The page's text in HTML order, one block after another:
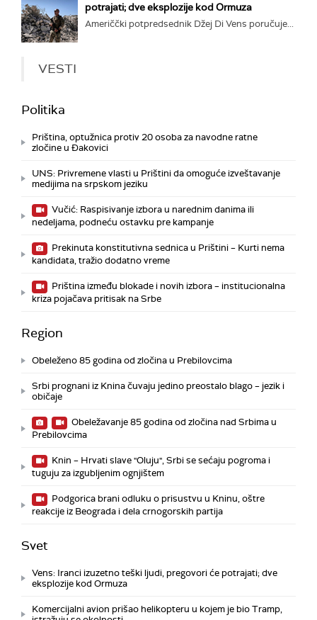
potrajati; dve eksplozije kod Ormuza
Američčki potpredsednik Džej Di Vens poručuje...
VESTI
Politika
Priština, optužnica protiv 20 osoba za navodne ratne
zločine u Đakovici
UNS: Privremene vlasti u Prištini da omoguće izveštavanje
medijima na srpskom jeziku
Vučić: Raspisivanje izbora u narednim danima ili
nedeljama, podneću ostavku pre kampanje
Prekinuta konstitutivna sednica u Prištini – Kurti nema
kandidata, tražio dodatno vreme
Priština između blokade i novih izbora – institucionalna
kriza pojačava pritisak na Srbe
Region
Obeleženo 85 godina od zločina u Prebilovcima
Srbi prognani iz Knina čuvaju jedino preostalo blago – jezik i
običaje
Obeležavanje 85 godina od zločina nad Srbima u
Prebilovcima
Knin – Hrvati slave "Oluju", Srbi se sećaju pogroma i
tuguju za izgubljenim ognjištem
Podgorica brani odluku o prisustvu u Kninu, oštre
reakcije iz Beograda i dela crnogorskih partija
Svet
Vens: Iranci izuzetno teški ljudi, pregovori će potrajati; dve
eksplozije kod Ormuza
Komercijalni avion prišao helikopteru u kojem je bio Tramp,